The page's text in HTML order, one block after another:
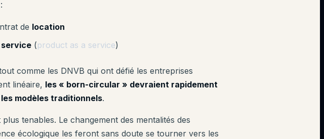
de location
(product as a service)
comme les DNVB qui ont défié les entreprises
linéaire, les « born-circular » devraient rapidement
modèles traditionnels.
tenables. Le changement des mentalités des
écologique les feront sans doute se tourner vers les